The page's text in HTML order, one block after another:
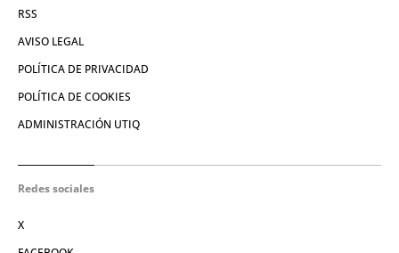
RSS
AVISO LEGAL
POLÍTICA DE PRIVACIDAD
POLÍTICA DE COOKIES
ADMINISTRACIÓN UTIQ
Redes sociales
X